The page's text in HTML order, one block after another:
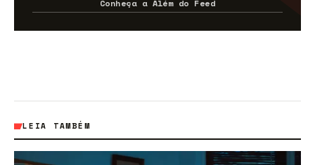
Conheça a Além do Feed
LEIA TAMBÉM